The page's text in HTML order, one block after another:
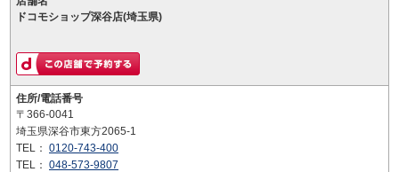
ドコモショップ深谷店(埼玉県)
住所/電話番号
〒366-0041
埼玉県深谷市東方2065-1
TEL： 0120-743-400
TEL： 048-573-9807